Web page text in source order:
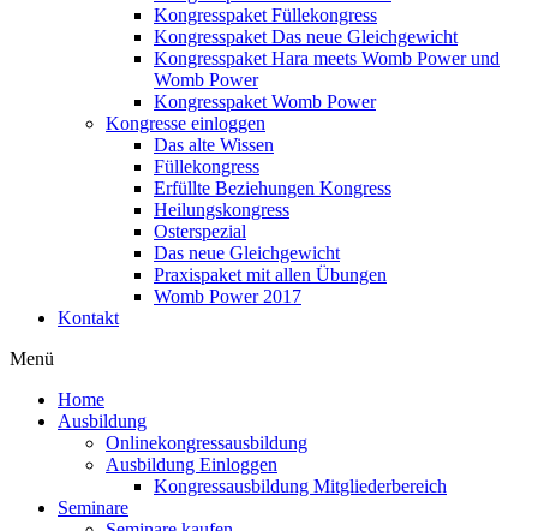
Kongresspaket Füllekongress
Kongresspaket Das neue Gleichgewicht
Kongresspaket Hara meets Womb Power und
Womb Power
Kongresspaket Womb Power
Kongresse einloggen
Das alte Wissen
Füllekongress
Erfüllte Beziehungen Kongress
Heilungskongress
Osterspezial
Das neue Gleichgewicht
Praxispaket mit allen Übungen
Womb Power 2017
Kontakt
Menü
Home
Ausbildung
Onlinekongressausbildung
Ausbildung Einloggen
Kongressausbildung Mitgliederbereich
Seminare